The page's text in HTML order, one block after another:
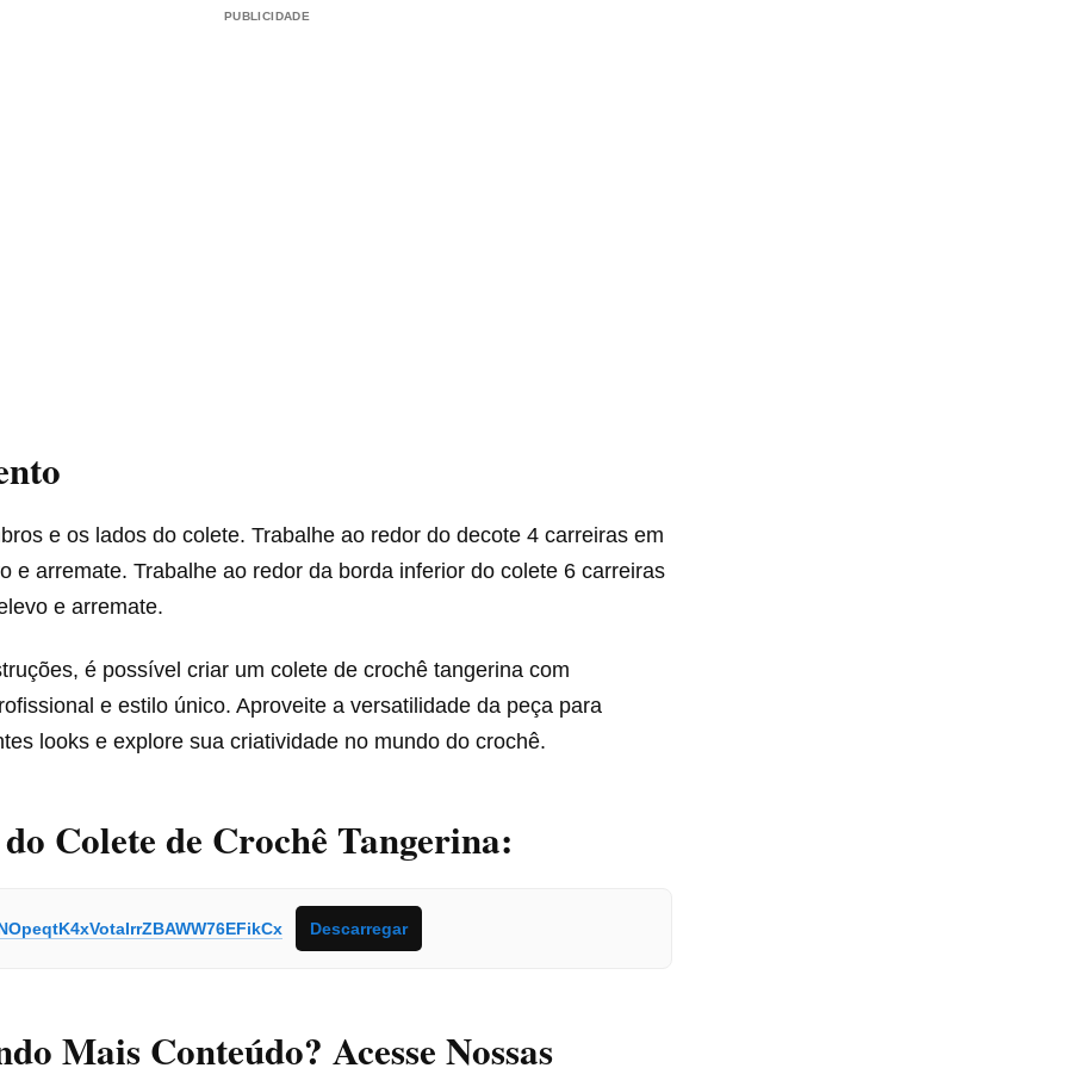
PUBLICIDADE
e os lados do colete. Trabalhe ao redor do decote 4 carreiras em
e arremate. Trabalhe ao redor da borda inferior do colete 6 carreiras
e arremate.
é possível criar um colete de crochê tangerina com
e estilo único. Aproveite a versatilidade da peça para
looks e explore sua criatividade no mundo do crochê.
Colete de Crochê Tangerina:
Descarregar
Mais Conteúdo? Acesse Nossas